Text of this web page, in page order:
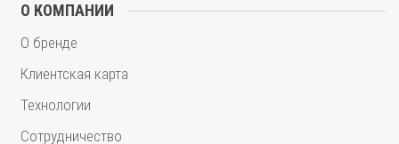
О КОМПАНИИ
О бренде
Клиентская карта
Технологии
Сотрудничество